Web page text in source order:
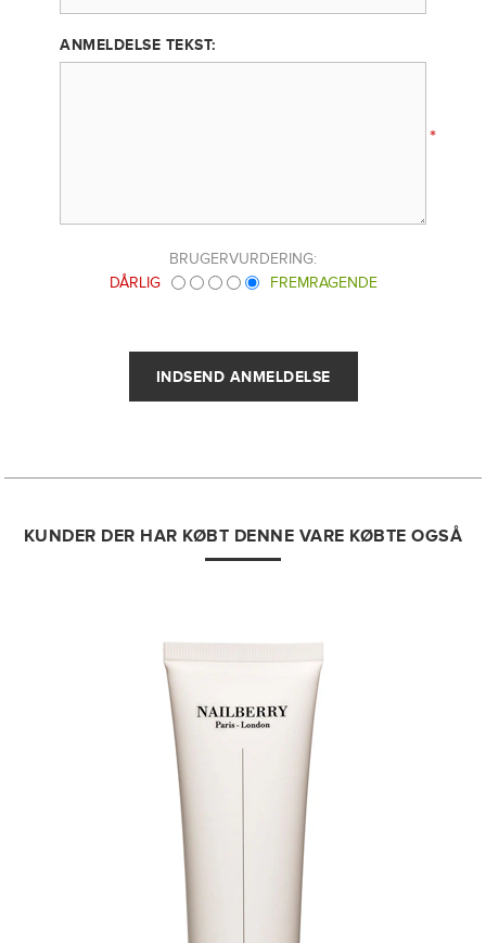
ANMELDELSE TEKST:
*
BRUGERVURDERING:
DÅRLIG
FREMRAGENDE
KUNDER DER HAR KØBT DENNE VARE KØBTE OGSÅ